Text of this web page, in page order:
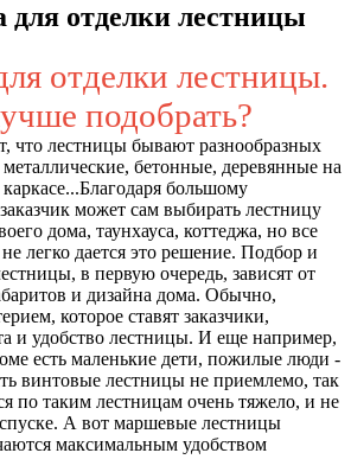
для отделки лестницы
отделки лестницы.
подобрать?
что лестницы бывают разнообразных
бетонные, деревянные на
большому
может сам выбирать лестницу
дома, таунхауса, коттеджа, но все
легко дается это решение. Подбор и
в первую очередь, зависят от
и дизайна дома. Обычно,
которое ставят заказчики,
и удобство лестницы. И еще например,
есть маленькие дети, пожилые люди -
винтовые лестницы не приемлемо, так
по таким лестницам очень тяжело, и не
А вот маршевые лестницы
максимальным удобством